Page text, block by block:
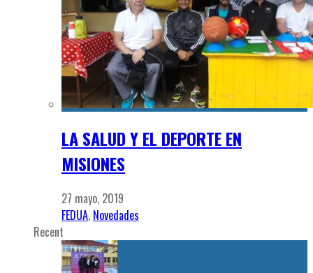
LA SALUD Y EL DEPORTE EN
MISIONES
27 mayo, 2019
FEDUA, Novedades
Recent